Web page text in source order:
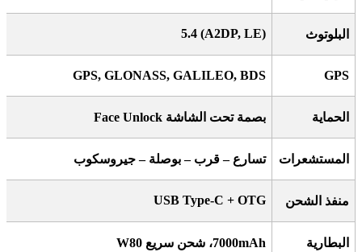
البلوتوث 5.4 (A2DP, LE)
GPS
GPS, GLONASS, GALILEO, BDS
الحماية بصمة تحت الشاشةFace Unlock
المستشعرات تسارع – قرب – بوصلة – جيروسكوب
منفذ الشحن USB Type-C + OTG
البطارية 7000mAh، شحن سريع 80 W